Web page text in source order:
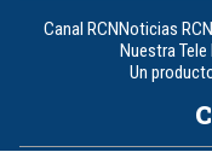
Canal RCNNoticias RCN
Nuestra
Un